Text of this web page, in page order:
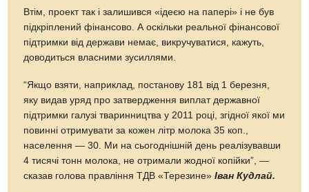
Втім, проект так і залишився «ідеєю на папері» і не був
підкріплений фінансово. А оскільки реальної фінансової
підтримки від держави немає, викручуватися, кажуть,
доводиться власними зусиллями.
“Якщо взяти, наприклад, постанову 181 від 1 березня,
яку видав уряд про затвердження виплат державної
підтримки галузі тваринництва у 2011 році, згідної якої ми
повинні отримувати за кожен літр молока 35 коп.,
населення — 30. Ми на сьогоднішній день реалізувавши
4 тисячі тонн молока, не отримали жодної копійки”, —
сказав голова правління ТДВ «Терезине»Іван Кудлай.